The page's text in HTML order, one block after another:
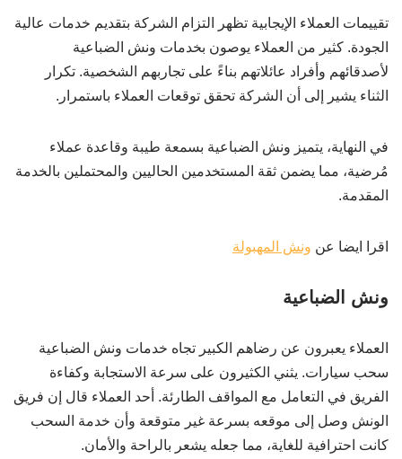
تقييمات العملاء الإيجابية تظهر التزام الشركة بتقديم خدمات عالية
الجودة. كثير من العملاء يوصون بخدمات ونش الضباعية
لأصدقائهم وأفراد عائلاتهم بناءً على تجاربهم الشخصية. تكرار
الثناء يشير إلى أن الشركة تحقق توقعات العملاء باستمرار.
في النهاية، يتميز ونش الضباعية بسمعة طيبة وقاعدة عملاء
مُرضية، مما يضمن ثقة المستخدمين الحاليين والمحتملين بالخدمة
المقدمة.
اقرا ايضا عن ونش المهبولة
ونش الضباعية
العملاء يعبرون عن رضاهم الكبير تجاه خدمات ونش الضباعية
سحب سيارات. يثني الكثيرون على سرعة الاستجابة وكفاءة
الفريق في التعامل مع المواقف الطارئة. أحد العملاء قال إن فريق
الونش وصل إلى موقعه بسرعة غير متوقعة وأن خدمة السحب
كانت احترافية للغاية، مما جعله يشعر بالراحة والأمان.